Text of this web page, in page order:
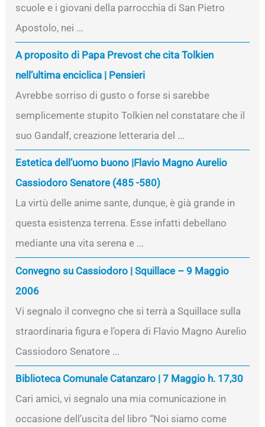
scuole e i giovani della parrocchia di San Pietro
Apostolo, nei ...
A proposito di Papa Prevost che cita Tolkien
nell’ultima enciclica | Pensieri
Avrebbe sorriso di gusto o forse si sarebbe
semplicemente stupito Tolkien nel constatare che il
suo Gandalf, creazione letteraria del ...
Estetica dell’uomo buono |Flavio Magno Aurelio
Cassiodoro Senatore (485 -580)
La virtù delle anime sante, dunque, è già grande in
questa esistenza terrena. Esse infatti debellano
mediante una vita serena e ...
Convegno su Cassiodoro | Squillace – 9 Maggio
2006
Vi segnalo il convegno che si terrà a Squillace sulla
straordinaria figura e l’opera di Flavio Magno Aurelio
Cassiodoro Senatore ...
Biblioteca Comunale Catanzaro | 7 Maggio h. 17,30
Cari amici, vi segnalo una mia comunicazione in
occasione dell’uscita del libro “Noi siamo come